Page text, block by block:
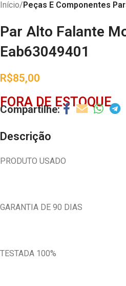
Início Peças E Componentes
Par Alto Falante
Eab63049401
R$85,00
FORA DE ESTOQUE
Descrição
PRODUTO USADO
GARANTIA DE 90 DIAS
TESTADA 100%